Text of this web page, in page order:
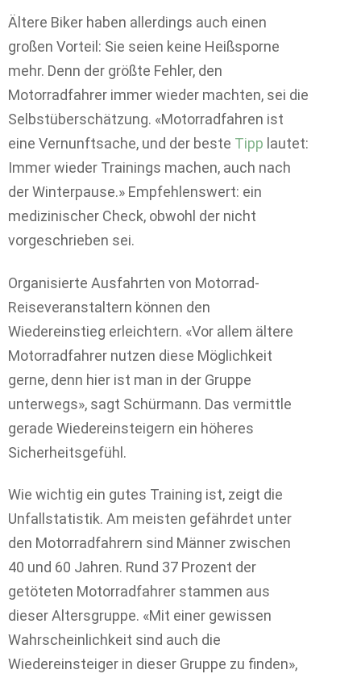
Ältere Biker haben allerdings auch einen
großen Vorteil: Sie seien keine Heißsporne
mehr. Denn der größte Fehler, den
Motorradfahrer immer wieder machten, sei die
Selbstüberschätzung. «Motorradfahren ist
eine Vernunftsache, und der beste Tipp lautet:
Immer wieder Trainings machen, auch nach
der Winterpause.» Empfehlenswert: ein
medizinischer Check, obwohl der nicht
vorgeschrieben sei.
Organisierte Ausfahrten von Motorrad-
Reiseveranstaltern können den
Wiedereinstieg erleichtern. «Vor allem ältere
Motorradfahrer nutzen diese Möglichkeit
gerne, denn hier ist man in der Gruppe
unterwegs», sagt Schürmann. Das vermittle
gerade Wiedereinsteigern ein höheres
Sicherheitsgefühl.
Wie wichtig ein gutes Training ist, zeigt die
Unfallstatistik. Am meisten gefährdet unter
den Motorradfahrern sind Männer zwischen
40 und 60 Jahren. Rund 37 Prozent der
getöteten Motorradfahrer stammen aus
dieser Altersgruppe. «Mit einer gewissen
Wahrscheinlichkeit sind auch die
Wiedereinsteiger in dieser Gruppe zu finden»,